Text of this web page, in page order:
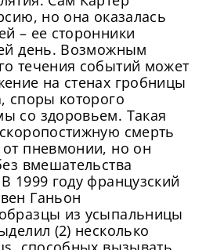
но она оказалась
– ее сторонники
день. Возможным
течения событий может
на стенах гробницы
споры которого
со здоровьем. Такая
смерть
пневмонии, но он
вмешательства
1999 году французский
Ганьон
из усыпальницы
(2) несколько